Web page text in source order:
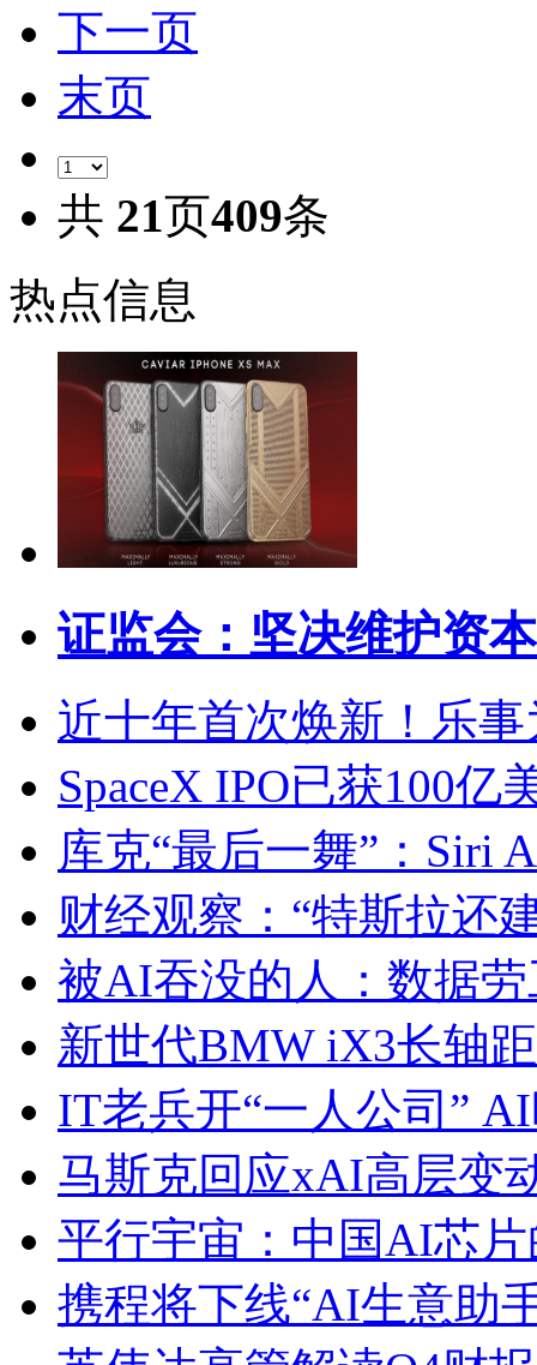
下一页
末页
共 21页409条
热点信息
证监会：坚决维护资
近十年首次焕新！乐
SpaceX IPO已获100
库克“最后一舞”：Siri
财经观察：“特斯拉还
被AI吞没的人：数据
新世代BMW iX3长轴
IT老兵开“一人公司”
马斯克回应xAI高层变
平行宇宙：中国AI芯
携程将下线“AI生意助